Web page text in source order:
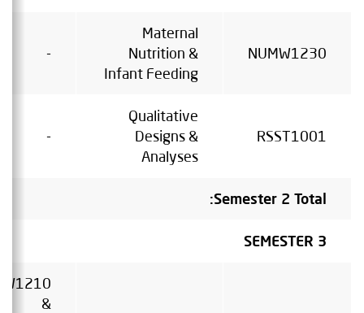
NUMW1230
Maternal
Nutrition &
Infant Feeding
-
RSST1001
Qualitative
Designs &
Analyses
-
Semester 2 Total:
SEMESTER 3
&